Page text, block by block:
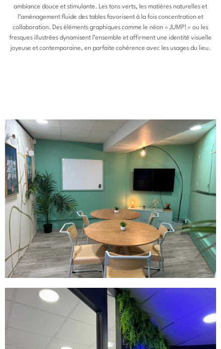
ambiance douce et stimulante. Les tons verts, les matières naturelles et
l’aménagement fluide des tables favorisent à la fois concentration et
collaboration. Des éléments graphiques comme le néon « JUMP! » ou les
fresques illustrées dynamisent l’ensemble et affirment une identité visuelle
joyeuse et contemporaine, en parfaite cohérence avec les usages du lieu.